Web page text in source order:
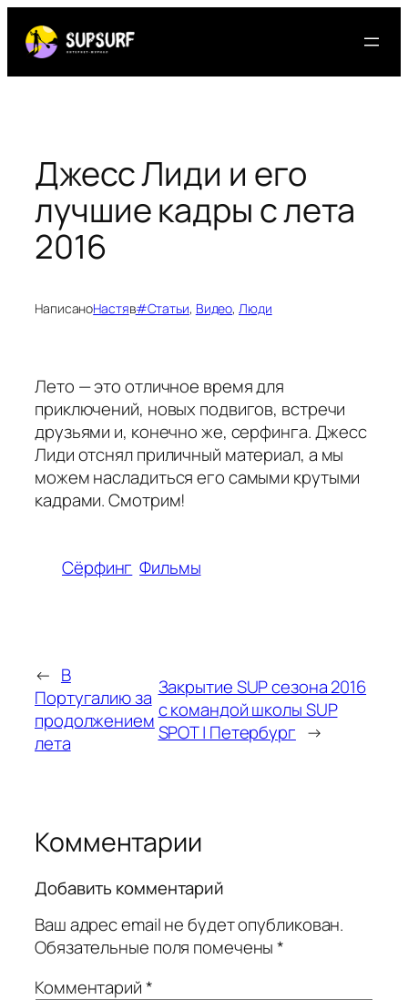
содержимому
Джесс Лиди и его
лучшие кадры с лета
2016
НаписаноНастяв#Статьи, Видео, Люди
Лето — это отличное время для
приключений, новых подвигов, встречи
друзьями и, конечно же, серфинга. Джесс
Лиди отснял приличный материал, а мы
можем насладиться его самыми крутыми
кадрами. Смотрим!
Сёрфинг Фильмы
← В
Португалию за
продолжением
лета
Закрытие SUP сезона 2016
с командой школы SUP
SPOT | Петербург →
Комментарии
Добавить комментарий
Ваш адрес email не будет опубликован.
Обязательные поля помечены*
Комментарий*